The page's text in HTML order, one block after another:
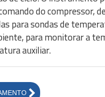
do compressor,
para sondas de
para monitorar a
auxiliar.